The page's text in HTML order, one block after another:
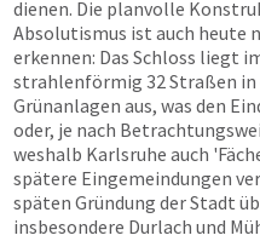
dienen. Die planvolle
Absolutismus ist auch heute
erkennen: Das Schloss liegt
strahlenförmig 32 Straßen
Grünanlagen aus, was den
oder, je nach
weshalb Karlsruhe auch
spätere Eingemeindungen
späten Gründung der Stadt
insbesondere Durlach und